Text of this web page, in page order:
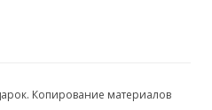
Копирование материалов